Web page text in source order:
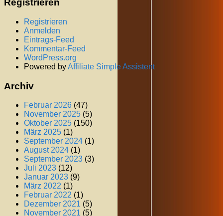
Registrieren
Registrieren
Anmelden
Eintrags-Feed
Kommentar-Feed
WordPress.org
Powered byAffiliate Simple Assistent
Archiv
Februar 2026 (47)
November 2025 (5)
Oktober 2025 (150)
März 2025 (1)
September 2024 (1)
August 2024 (1)
September 2023 (3)
Juli 2023 (12)
Januar 2023 (9)
März 2022 (1)
Februar 2022 (1)
Dezember 2021 (5)
November 2021 (5)